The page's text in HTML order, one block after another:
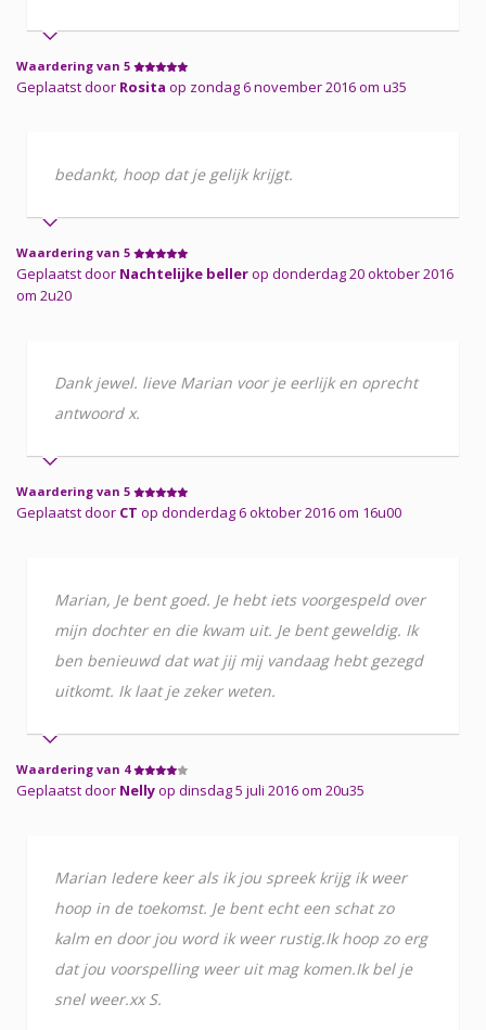
Waardering van 5
Geplaatst door Rosita op zondag 6 november 2016 om u35
bedankt, hoop dat je gelijk krijgt.
Waardering van 5
Geplaatst door Nachtelijke bellerop donderdag 20 oktober 2016
om 2u20
Dank jewel. lieve Marian voor je eerlijk en oprecht
antwoord x.
Waardering van 5
Geplaatst door CT op donderdag 6 oktober 2016 om 16u00
Marian, Je bent goed. Je hebt iets voorgespeld over
mijn dochter en die kwam uit. Je bent geweldig. Ik
ben benieuwd dat wat jij mij vandaag hebt gezegd
uitkomt. Ik laat je zeker weten.
Waardering van 4
Geplaatst door Nellyop dinsdag 5 juli 2016 om 20u35
Marian Iedere keer als ik jou spreek krijg ik weer
hoop in de toekomst. Je bent echt een schat zo
kalm en door jou word ik weer rustig.Ik hoop zo erg
dat jou voorspelling weer uit mag komen.Ik bel je
snel weer.xx S.